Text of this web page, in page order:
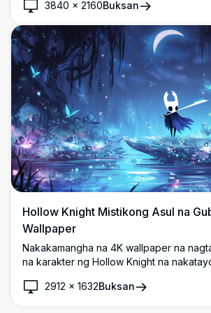
sa mga tagahanga ng minamahal na
ng malinis na aesthetic appeal para sa
displays.
3840 × 2160Buksan
Hollow Knight Mistikong Asul na
Wallpaper
Nakakamangha na 4K wallpaper na
na karakter ng Hollow Knight na
paru-paro, mahiwagang mga ningning, at
2912 × 1632Buksan